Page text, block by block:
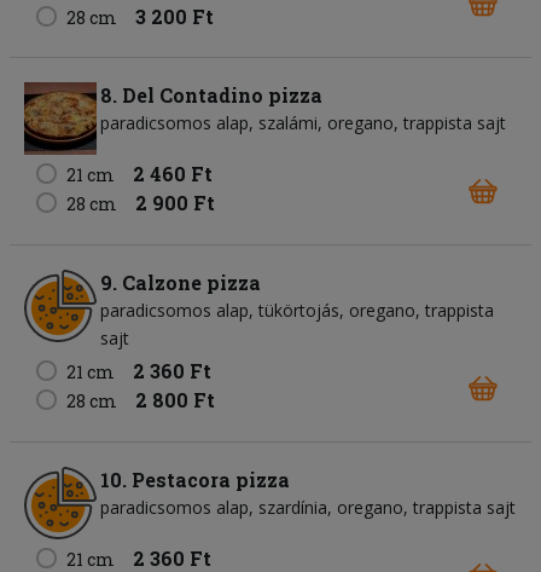
28 cm 3 200 Ft
8. Del Contadino pizza
paradicsomos alap szalámi oregano trappista sajt
21 cm 2 460 Ft
28 cm 2 900 Ft
9. Calzone pizza
paradicsomos alap tükörtojás oregano trappista
sajt
21 cm
2 360 Ft
28 cm 2 800 Ft
10. Pestacora pizza
paradicsomos alap szardínia oregano trappista sajt
21 cm 2 360 Ft